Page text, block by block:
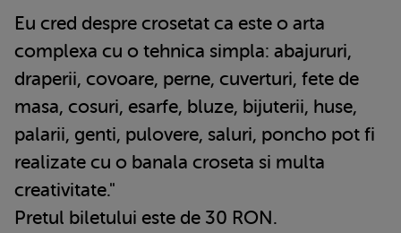
Eu cred despre crosetat ca este o arta
complexa cu o tehnica simpla: abajururi,
draperii, covoare, perne, cuverturi, fete de
masa, cosuri, esarfe, bluze, bijuterii, huse,
palarii, genti, pulovere, saluri, poncho pot fi
realizate cu o banala croseta si multa
creativitate."
Pretul biletului este de 30 RON.